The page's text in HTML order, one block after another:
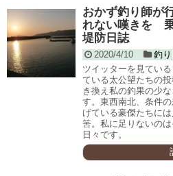
おかず釣り師が
れない嘆きを
堤防日誌
2020/4/10
釣
ツイッターを見てい
ている太公望たちの
き換え私の釣果の少
す。東西南北、条件
げている豪傑たちに
筈。私に足りないの
日々です。